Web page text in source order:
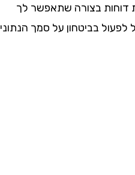
בצורה שתאפשר לך
בביטחון על סמך הנתונים